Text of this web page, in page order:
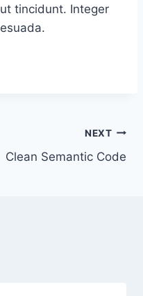
tincidunt. Integer
NEXT
Clean Semantic Code